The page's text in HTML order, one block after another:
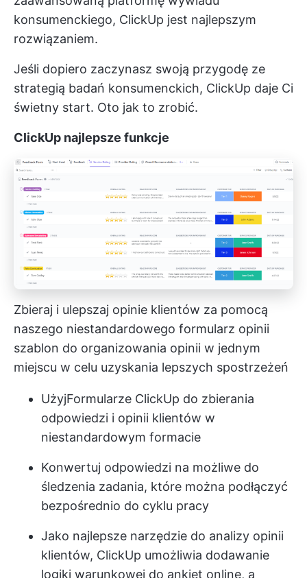
konsumenckiego, ClickUp jest najlepszym
rozwiązaniem.
Jeśli dopiero zaczynasz swoją przygodę ze
strategią badań konsumenckich, ClickUp daje Ci
świetny start. Oto jak to zrobić.
ClickUp najlepsze funkcje
Zbieraj i ulepszaj opinie klientów za pomocą
naszego niestandardowego formularz opinii
szablon do organizowania opinii w jednym
miejscu w celu uzyskania lepszych spostrzeżeń
UżyjFormularze ClickUp do zbierania
odpowiedzi i opinii klientów w
niestandardowym formacie
Konwertuj odpowiedzi na możliwe do
śledzenia zadania, które można podłączyć
bezpośrednio do cyklu pracy
Jako najlepsze narzędzie do analizy opinii
klientów, ClickUp umożliwia dodawanie
logiki warunkowej do ankiet online, a